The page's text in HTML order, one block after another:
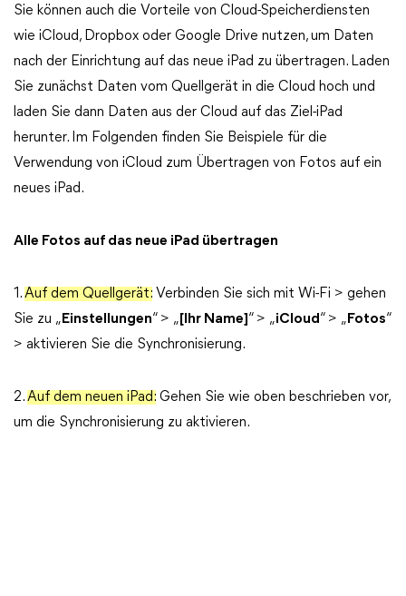
Sie können auch die Vorteile von Cloud-Speicherdiensten
wie iCloud, Dropbox oder Google Drive nutzen, um Daten
nach der Einrichtung auf das neue iPad zu übertragen. Laden
Sie zunächst Daten vom Quellgerät in die Cloud hoch und
laden Sie dann Daten aus der Cloud auf das Ziel-iPad
herunter. Im Folgenden finden Sie Beispiele für die
Verwendung von iCloud zum Übertragen von Fotos auf ein
neues iPad.
Alle Fotos auf das neue iPad übertragen
1.Auf dem Quellgerät: Verbinden Sie sich mit Wi-Fi > gehen
Sie zu „ Einstellungen“ > „ [Ihr Name] “ > „iCloud“ > „ Fotos“
> aktivieren Sie die Synchronisierung.
2.Auf dem neuen iPad: Gehen Sie wie oben beschrieben vor,
um die Synchronisierung zu aktivieren.